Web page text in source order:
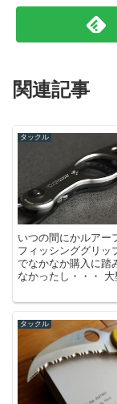
関連記事
タックル
いつの間にかルアー
フィッシンググリッ
でなかなか購入に踏
なかったし・・・
タックル